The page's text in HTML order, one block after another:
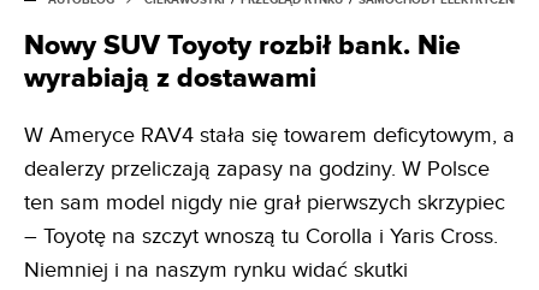
Nowy SUV Toyoty rozbił bank. Nie
wyrabiają z dostawami
W Ameryce RAV4 stała się towarem deficytowym, a
dealerzy przeliczają zapasy na godziny. W Polsce
ten sam model nigdy nie grał pierwszych skrzypiec
– Toyotę na szczyt wnoszą tu Corolla i Yaris Cross.
Niemniej i na naszym rynku widać skutki